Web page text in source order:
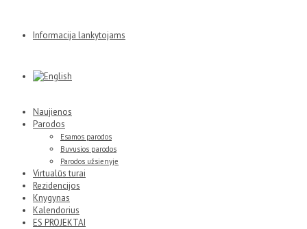
Informacija lankytojams
Naujienos
Parodos
Esamos parodos
Buvusios parodos
Parodos užsienyje
Virtualūs turai
Rezidencijos
Knygynas
Kalendorius
ES PROJEKTAI